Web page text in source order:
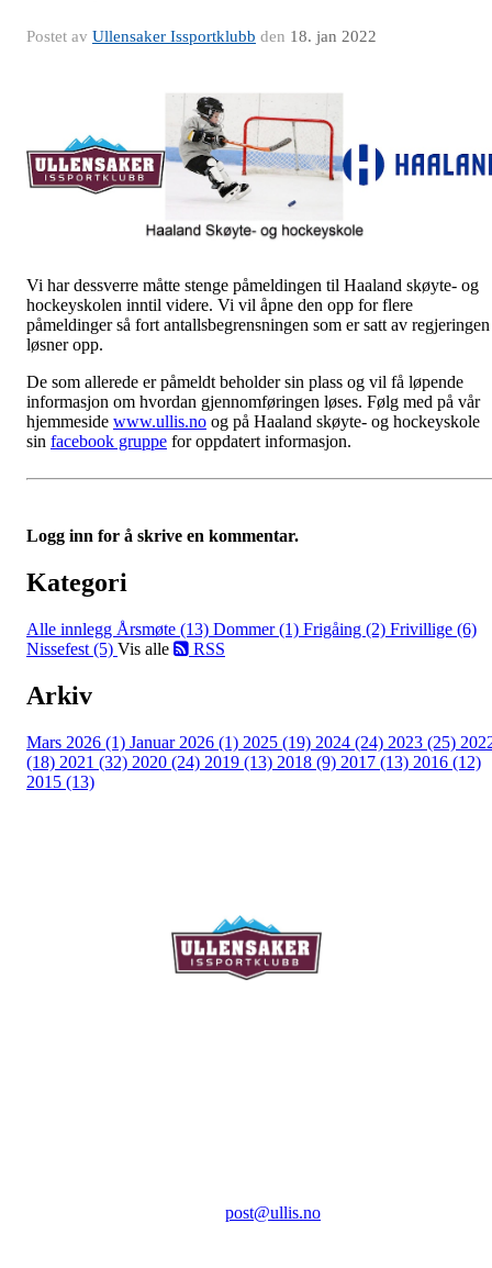
Postet av Ullensaker Issportklubb den 18. jan 2022
Vi har dessverre måtte stenge påmeldingen til Haaland skøyte- og
hockeyskolen inntil videre. Vi vil åpne den opp for flere
påmeldinger så fort antallsbegrensningen som er satt av regjeringen
løsner opp.
De som allerede er påmeldt beholder sin plass og vil få løpende
informasjon om hvordan gjennomføringen løses. Følg med på vår
hjemmeside www.ullis.no og på Haaland skøyte- og hockeyskole
sin facebook gruppe for oppdatert informasjon.
Logg inn for å skrive en kommentar.
Kategori
Alle innlegg Årsmøte (13) Dommer (1) Frigåing (2) Frivillige (6)
Nissefest (5) Vis alle RSS
Arkiv
Mars 2026 (1) Januar 2026 (1) 2025 (19) 2024 (24) 2023 (25)
(18) 2021 (32) 2020 (24) 2019 (13) 2018 (9) 2017 (13) 2016 (12)
2015 (13)
post@ullis.no